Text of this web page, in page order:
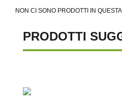
NON CI SONO PRODOTTI IN
PRODOTTI